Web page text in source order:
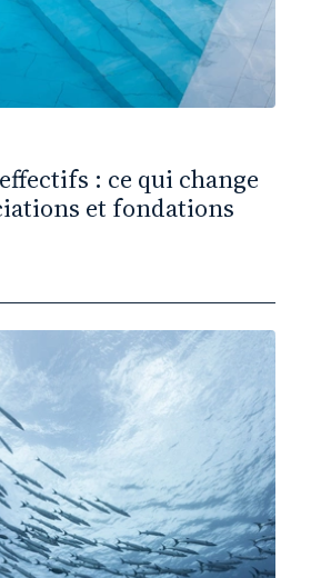
: ce qui change
et fondations